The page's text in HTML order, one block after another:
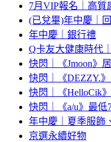
7月VIP報名｜高質
(已兌畢)年中慶｜
年中慶｜銀行禮
Q卡友大健康時代
快閃｜《Jmoon》
快閃｜《DEZZY.
快閃｜《HelloCik
快閃｜《a/u》最
年中慶｜夏季服飾
京選永續好物